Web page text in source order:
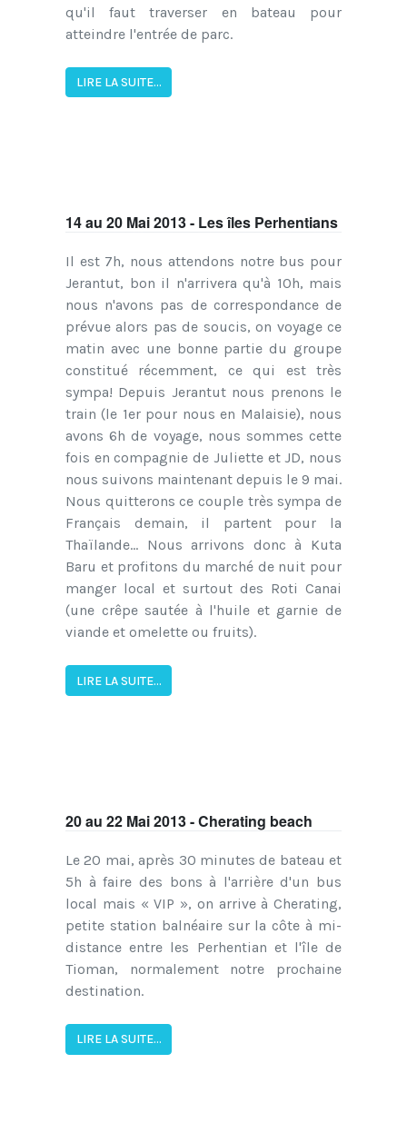
qu'il faut traverser en bateau pour
atteindre l'entrée de parc.
LIRE LA SUITE...
14 au 20 Mai 2013 - Les îles Perhentians
Il est 7h, nous attendons notre bus pour
Jerantut, bon il n'arrivera qu'à 10h, mais
nous n'avons pas de correspondance de
prévue alors pas de soucis, on voyage ce
matin avec une bonne partie du groupe
constitué récemment, ce qui est très
sympa! Depuis Jerantut nous prenons le
train (le 1er pour nous en Malaisie), nous
avons 6h de voyage, nous sommes cette
fois en compagnie de Juliette et JD, nous
nous suivons maintenant depuis le 9 mai.
Nous quitterons ce couple très sympa de
Français demain, il partent pour la
Thaïlande... Nous arrivons donc à Kuta
Baru et profitons du marché de nuit pour
manger local et surtout des Roti Canai
(une crêpe sautée à l'huile et garnie de
viande et omelette ou fruits).
LIRE LA SUITE...
20 au 22 Mai 2013 - Cherating beach
Le 20 mai, après 30 minutes de bateau et
5h à faire des bons à l'arrière d'un bus
local mais « VIP », on arrive à Cherating,
petite station balnéaire sur la côte à mi-
distance entre les Perhentian et l'île de
Tioman, normalement notre prochaine
destination.
LIRE LA SUITE...